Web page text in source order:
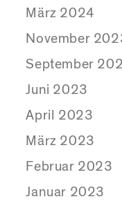
März 2024
November
September
Juni 2023
April 2023
März 2023
Februar 2023
Januar 2023